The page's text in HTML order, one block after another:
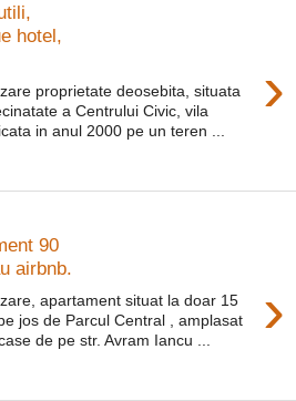
hotel,
›
proprietate deosebita, situata
a Centrului Civic, vila
in anul 2000 pe un teren ...
90
airbnb.
›
apartament situat la doar 15
jos de Parcul Central , amplasat
de pe str. Avram Iancu ...